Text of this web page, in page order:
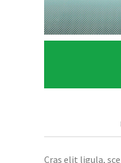
Cras elit ligula,